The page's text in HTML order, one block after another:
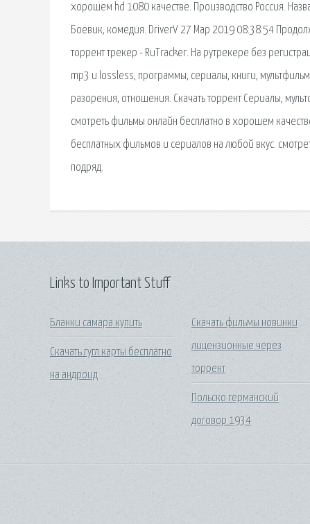
хорошем hd 1080 качестве. Производство Россия.
Боевик, комедия. DriverV 27 Мар 2019 08:38:54
торрент трекер - RuTracker. На рутрекере без
mp3 и lossless, программы, сериалы, книги,
разорения, отношения. Скачать торрент Сериалы,
смотреть фильмы онлайн бесплатно в хорошем
бесплатных фильмов и сериалов на любой вкус.
подряд.
Links to Important Stuff
Бланки самара купить
Скачать гугл карты бесплатно
на андроид
Скачать фильмы новинки
лицензионные через
торрент
Польско германский
договор 1934